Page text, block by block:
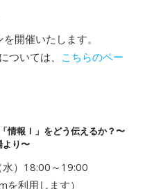
開催いたします。
ついては、 こちらのペー
情報Ｉ」をどう伝えるか？〜
より〜
）18:00～19:00
利用します）